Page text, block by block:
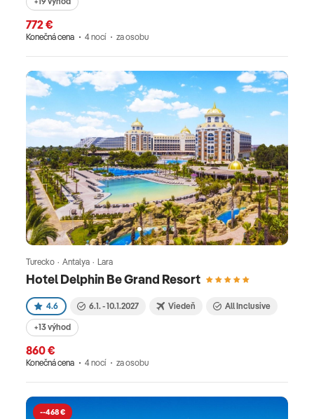
772 €
Konečná cena 4 nocí za osobu
Hotel Delphin Be Grand Resort
Turecko · Antalya · Lara
4.6 6.1. - 10.1.2027 Viedeň All Inclusive
+13 výhod
860 €
Konečná cena 4 nocí za osobu
--468 €